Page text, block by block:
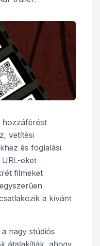
hozzáférést
vetítési
és foglalási
eket
filmeket
a kívánt
nagy stúdiós